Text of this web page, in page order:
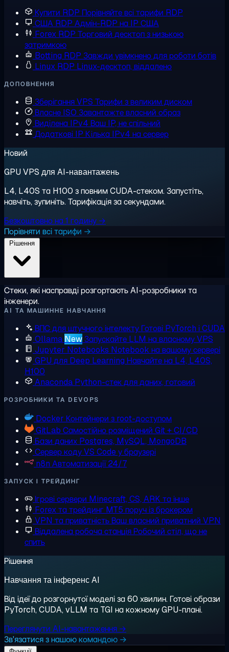
Купити RDP Порівняйте всі тарифи RDP
США RDP Адмін-RDP на IP США
Forex RDP Торговий десктоп з низькою
затримкою
Botting RDP Завжди увімкнено для роботи ботів
Linux RDP Linux-десктоп, віддалено
ДОПОВНЕННЯ
Зберігання VPS Тарифи з великим диском
Власне ISO Завантажте власний образ
Виділена IPv4 Ваш IP, не спільний
Додаткові IP Кілька IPv4 на сервер
Новий
GPU VPS для AI-навантажень
L4, L40S та H100 з повним CUDA-стеком. Запустіть,
навчіть, зупиніть. Тарифікація за секундами.
Безкоштовно на 1 годину →
Порівняти всі тарифи →
Стеки, які насправді розгортають AI-розробники та
інженери.
AI ТА МАШИННЕ НАВЧАННЯ
ВПС для штучного інтелектуГотові PyTorch і CUDA
Ollama NewЗапускайте LLM на власному VPS
Jupyter Notebooks Notebook на вашому сервері
GPU для Deep Learning Навчайте на L4, L40S,
H100
Anaconda Python-стек для даних, готовий
РОЗРОБНИКИ ТА DEVOPS
Docker Контейнери з root-доступом
GitLab Самостійно розміщений Git + CI/CD
Бази даних Postgres, MySQL, MongoDB
Сервер кодуVS Code у браузері
n8n Автоматизації 24/7
ЗАПУСК І ТРЕЙДИНГ
Ігрові сервери Minecraft, CS, ARK та інше
Forex та трейдинг MT5 поруч із брокером
VPN та приватністьВаш власний приватний VPN
Віддалена робоча станціяРобочий стіл, що не
спить
Рішення
Навчання та інференс AI
Від ідеї до розгорнутої моделі за 60 хвилин. Готові образи
PyTorch, CUDA, vLLM та TGI на кожному GPU-плані.
Переглянути AI-навантаження →
Зв'язатися з нашою командою →